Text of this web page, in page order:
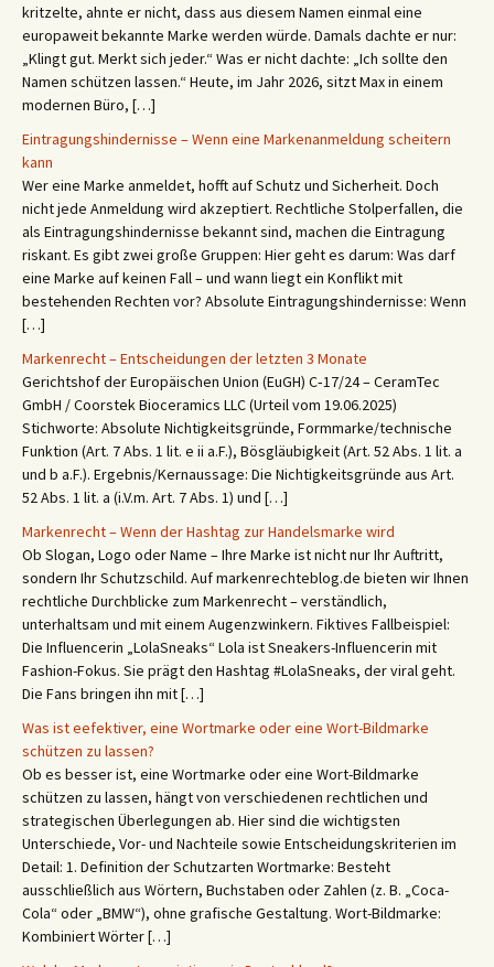
kritzelte, ahnte er nicht, dass aus diesem Namen einmal eine
europaweit bekannte Marke werden würde. Damals dachte er nur:
„Klingt gut. Merkt sich jeder.“ Was er nicht dachte: „Ich sollte den
Namen schützen lassen.“ Heute, im Jahr 2026, sitzt Max in einem
modernen Büro, […]
Eintragungshindernisse – Wenn eine Markenanmeldung scheitern
kann
Wer eine Marke anmeldet, hofft auf Schutz und Sicherheit. Doch
nicht jede Anmeldung wird akzeptiert. Rechtliche Stolperfallen, die
als Eintragungshindernisse bekannt sind, machen die Eintragung
riskant. Es gibt zwei große Gruppen: Hier geht es darum: Was darf
eine Marke auf keinen Fall – und wann liegt ein Konflikt mit
bestehenden Rechten vor? Absolute Eintragungshindernisse: Wenn
[…]
Markenrecht – Entscheidungen der letzten 3 Monate
Gerichtshof der Europäischen Union (EuGH) C‑17/24 – CeramTec
GmbH / Coorstek Bioceramics LLC (Urteil vom 19.06.2025)
Stichworte: Absolute Nichtigkeitsgründe, Formmarke/technische
Funktion (Art. 7 Abs. 1 lit. e ii a.F.), Bösgläubigkeit (Art. 52 Abs. 1 lit. a
und b a.F.). Ergebnis/Kernaussage: Die Nichtigkeitsgründe aus Art.
52 Abs. 1 lit. a (i.V.m. Art. 7 Abs. 1) und […]
Markenrecht – Wenn der Hashtag zur Handelsmarke wird
Ob Slogan, Logo oder Name – Ihre Marke ist nicht nur Ihr Auftritt,
sondern Ihr Schutzschild. Auf markenrechteblog.de bieten wir Ihnen
rechtliche Durchblicke zum Markenrecht – verständlich,
unterhaltsam und mit einem Augenzwinkern. Fiktives Fallbeispiel:
Die Influencerin „LolaSneaks“ Lola ist Sneakers-Influencerin mit
Fashion-Fokus. Sie prägt den Hashtag #LolaSneaks, der viral geht.
Die Fans bringen ihn mit […]
Was ist eefektiver, eine Wortmarke oder eine Wort-Bildmarke
schützen zu lassen?
Ob es besser ist, eine Wortmarke oder eine Wort-Bildmarke
schützen zu lassen, hängt von verschiedenen rechtlichen und
strategischen Überlegungen ab. Hier sind die wichtigsten
Unterschiede, Vor- und Nachteile sowie Entscheidungskriterien im
Detail: 1. Definition der Schutzarten Wortmarke: Besteht
ausschließlich aus Wörtern, Buchstaben oder Zahlen (z. B. „Coca-
Cola“ oder „BMW“), ohne grafische Gestaltung. Wort-Bildmarke:
Kombiniert Wörter […]